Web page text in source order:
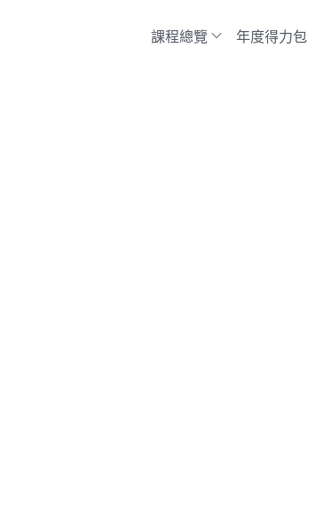
課程總覽 年度得力包